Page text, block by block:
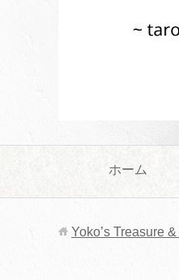
ホーム
Yoko’s Treasure